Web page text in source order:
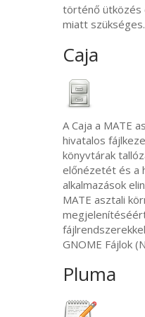
történő ütközés
miatt szükséges.
Caja
A Caja a MATE
hivatalos
könyvtárak
előnézetét és a
alkalmazások
MATE asztali
GNOME Fájlok
Pluma